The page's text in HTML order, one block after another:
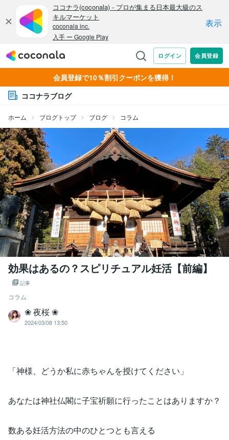
会員登録で10％割引クーポンを獲得！
ココナラブログ
ホーム ブログトップ ブログ コラム
効果はあるの？スピリチュアル妊活【前編】
記事
コラム
❀ 夜桜 ❀
2024/03/08 13:50
「神様、どうか私に赤ちゃんを授けてください」
あなたは神社仏閣に子宝祈願に行ったことはありますか？
数ある妊活方法の中のひとつとも言える